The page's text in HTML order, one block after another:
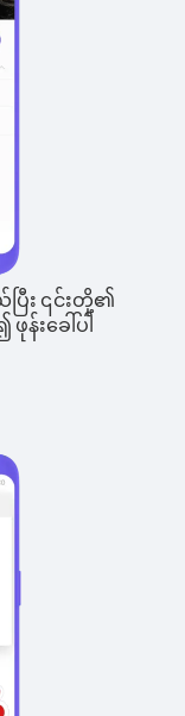
ြီး ၎င်းတို့၏
းခေါ်ပါ